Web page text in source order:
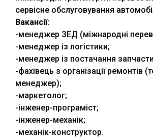
сервісне обслуговування
Вакансії:
-менеджер ЗЕД (міжнародні
-менеджер із логістики;
-менеджер із постачання
-фахівець з організації ремонтів
менеджер);
-маркетолог;
-інженер-програміст;
-інженер-механік;
-механік-конструктор.